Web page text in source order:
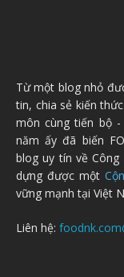
Từ một blog nhỏ
tin, chia sẻ kiến
môn cùng tiến bộ
năm ấy đã biến
blog uy tín về
dựng được một
vững mạnh tại Việt
Liên hệ: